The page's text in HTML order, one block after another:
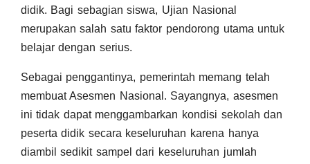
didik. Bagi sebagian siswa, Ujian Nasional
merupakan salah satu faktor pendorong utama untuk
belajar dengan serius.
Sebagai penggantinya, pemerintah memang telah
membuat Asesmen Nasional. Sayangnya, asesmen
ini tidak dapat menggambarkan kondisi sekolah dan
peserta didik secara keseluruhan karena hanya
diambil sedikit sampel dari keseluruhan jumlah